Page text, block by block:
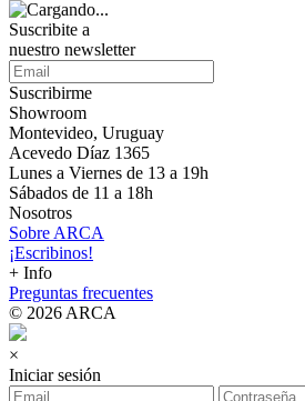
Suscribite a
nuestro newsletter
Suscribirme
Showroom
Montevideo, Uruguay
Acevedo Díaz 1365
Lunes a Viernes de 13 a 19h
Sábados de 11 a 18h
Nosotros
Sobre ARCA
¡Escribinos!
+ Info
Preguntas frecuentes
© 2026 ARCA
×
Iniciar sesión